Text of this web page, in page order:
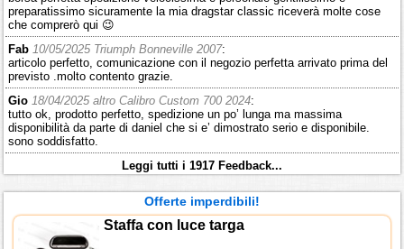
preparatissimo sicuramente la mia dragstar classic riceverà molte cose
che comprerò qui 😉
Fab 10/05/2025 Triumph Bonneville 2007:
articolo perfetto, comunicazione con il negozio perfetta arrivato prima del
previsto .molto contento grazie.
Gio 18/04/2025 altro Calibro Custom 700 2024:
tutto ok, prodotto perfetto, spedizione un po’ lunga ma massima
disponibilità da parte di daniel che si e’ dimostrato serio e disponibile.
sono soddisfatto.
Leggi tutti i 1917 Feedback...
Offerte imperdibili!
Staffa con luce targa